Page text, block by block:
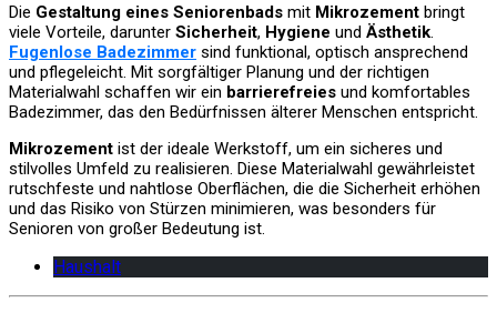
Die Gestaltung eines Seniorenbads mit Mikrozement bringt
viele Vorteile, darunter Sicherheit, Hygiene und Ästhetik
Fugenlose Badezimmer sind funktional, optisch ansprechend
und pflegeleicht. Mit sorgfältiger Planung und der richtigen
Materialwahl schaffen wir ein barrierefreies und komfortables
Badezimmer, das den Bedürfnissen älterer Menschen entspricht.
Mikrozement ist der ideale Werkstoff, um ein sicheres und
stilvolles Umfeld zu realisieren. Diese Materialwahl gewährleistet
rutschfeste und nahtlose Oberflächen, die die Sicherheit erhöhen
und das Risiko von Stürzen minimieren, was besonders für
Senioren von großer Bedeutung ist.
Haushalt